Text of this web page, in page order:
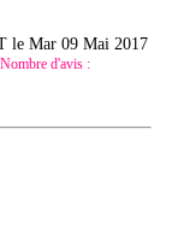
leMar 09 Mai 2017
d'avis :